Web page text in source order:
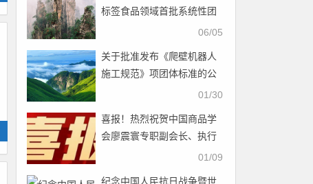
标签食品领域首批系统性团
06/05
关于批准发布《爬壁机器人
施工规范》项团体标准的公
01/30
喜报！热烈祝贺中国商品学
会廖震寰专职副会长、执行
秘书长荣获农工党中央表彰
01/09
纪念中国人民抗日战争暨世